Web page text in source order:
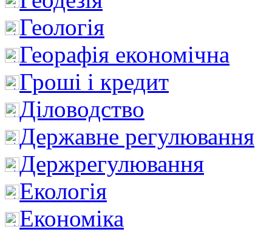
Геологія
Георафія економічна
Гроші і кредит
Діловодство
Державне регулювання
Держрегулювання
Екологія
Економіка